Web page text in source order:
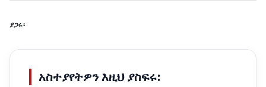
ያጋሩ፡
አስተያየትዎን እዚህ ያስፍሩ: